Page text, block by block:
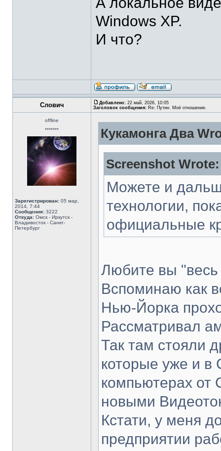
Windows XP.
И что?
Слович Добавлено: 22 май, 2026, 10:05
Заголовок сообщения: Re: Путин. Моё отношение.
offline
*******
Зарегистрирован: 05 мар,
2014, 7:44
Сообщения: 3222
Откуда: Омск - Иркутск -
Владивосток - Санкт-
Петербург
Кукамонга Два
Screenshot Wrote:
Можете и
технологии,
официальные
Любите вы
Вспоминаю как
Нью-Йорка
Рассматривал
Так там стояли
которые уже и в
компьютерах
новыми
Кстати, у меня
предприятии